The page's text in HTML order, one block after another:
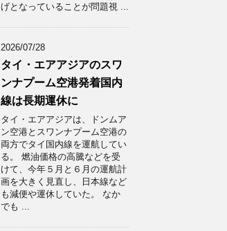
げとなっていることが問題視 ...
2026/07/28
タイ・エアアジアのスワ
ンナプーム空港発着国内
線は長期運休に
タイ・エアアジアは、ドンムア
ン空港とスワンナプーム空港の
両方でタイ国内線を運航してい
る。 燃油価格の高騰などを受
けて、今年５月と６月の運航計
画を大きく見直し、日本線など
も減便や運休していた。 なか
でも ...